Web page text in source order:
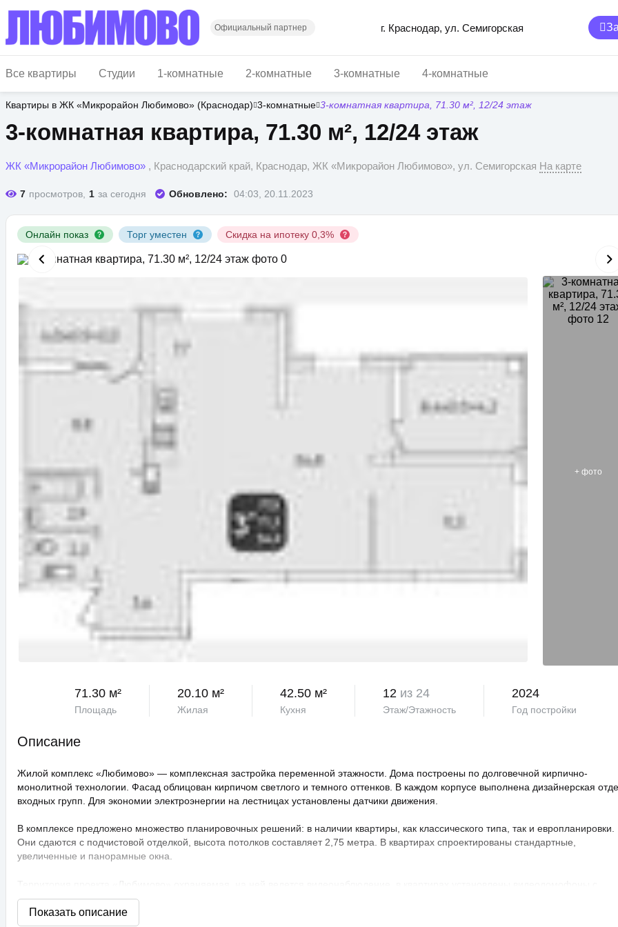
основному
содержанию
Официальный партнер г. Краснодар, ул. Семигорская
Все квартиры Студии 1-комнатные 2-комнатные 3-комнатные 4-комнатные
Квартиры в ЖК «Микрорайон Любимово» (Краснодар) 3-комнатные 3-комнатная квартира, 71.30 м², 12/24 этаж
3-комнатная квартира, 71.30 м², 12/24 этаж
ЖК «Микрорайон Любимово» , Краснодарский край, Краснодар, ЖК «Микрорайон Любимово», ул. Семигорская На карте
7 просмотров, 1 за сегодня Обновлено: 04:03, 20.11.2023
Онлайн показ Торг уместен Скидка на ипотеку 0,3%
+ фото
71.30 м²
Площадь
20.10 м²
Жилая
42.50 м²
Кухня
12 из 24
Этаж/Этажность
2024
Год постройки
Описание
Жилой комплекс «Любимово» — комплексная застройка переменной этажности. Дома построены по долговечной кирпично-
монолитной технологии. Фасад облицован кирпичом светлого и темного оттенков. В каждом корпусе выполнена дизайнерская
входных групп. Для экономии электроэнергии на лестницах установлены датчики движения.
В комплексе предложено множество планировочных решений: в наличии квартиры, как классического типа, так и европланировки.
Они сдаются с подчистовой отделкой, высота потолков составляет 2,75 метра. В квартирах спроектированы стандартные,
увеличенные и панорамные окна.
распознаванием лиц и управлением через приложение. Придомовая территория благоустроена, на ней проведено озеленение по
технологии сезонного цветения, выполнен многоуровневый ландшафтный дизайн. Во дворе расположены детские и спортивные